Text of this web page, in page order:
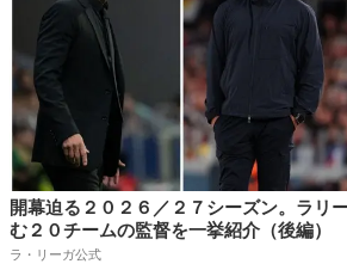
開幕迫る２０２６／２７シーズン。ラリ
む２０チームの監督を一挙紹介（後編）
ラ・リーガ公式